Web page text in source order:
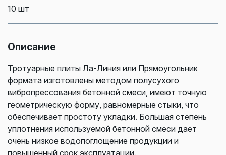
10 шт
Описание
Тротуарные плиты Ла-Линия или Прямоугольник
формата изготовлены методом полусухого
вибропрессования бетонной смеси, имеют точную
геометрическую форму, равномерные стыки, что
обеспечивает простоту укладки. Большая степень
уплотнения используемой бетонной смеси дает
очень низкое водопоглощение продукции и
повышенный срок эксплуатации.